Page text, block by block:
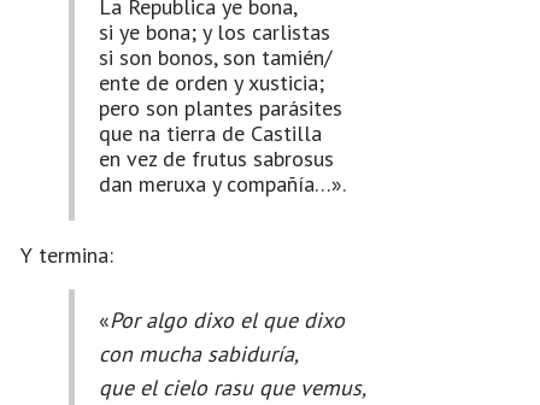
La Republica ye bona,
si ye bona; y los carlistas
si son bonos, son tamién/
ente de orden y xusticia;
pero son plantes parásites
que na tierra de Castilla
en vez de frutus sabrosus
dan meruxa y compañía…».
Y termina:
«Por algo dixo el que dixo
con mucha sabiduría,
que el cielo rasu que vemus,